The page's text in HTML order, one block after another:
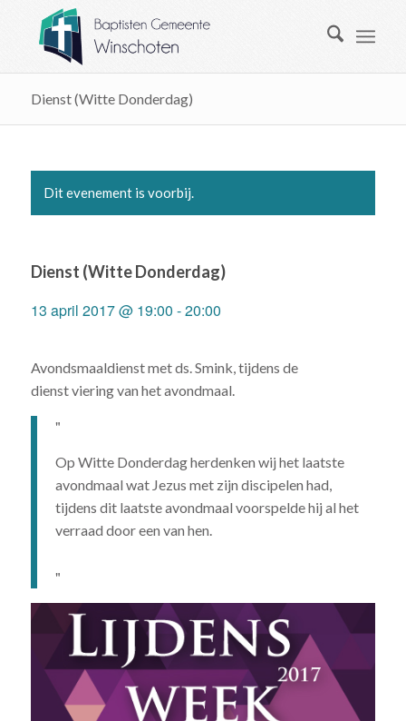
Dienst (Witte Donderdag)
Dit evenement is voorbij.
Dienst (Witte Donderdag)
13 april 2017 @ 19:00 -20:00
Avondsmaaldienst met ds. Smink, tijdens de
dienst viering van het avondmaal.
Op Witte Donderdag herdenken wij het laatste
avondmaal wat Jezus met zijn discipelen had,
tijdens dit laatste avondmaal voorspelde hij al het
verraad door een van hen.